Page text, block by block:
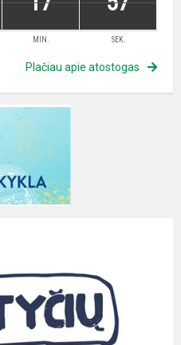
MIN. SEK.
Plačiau apie atostogas